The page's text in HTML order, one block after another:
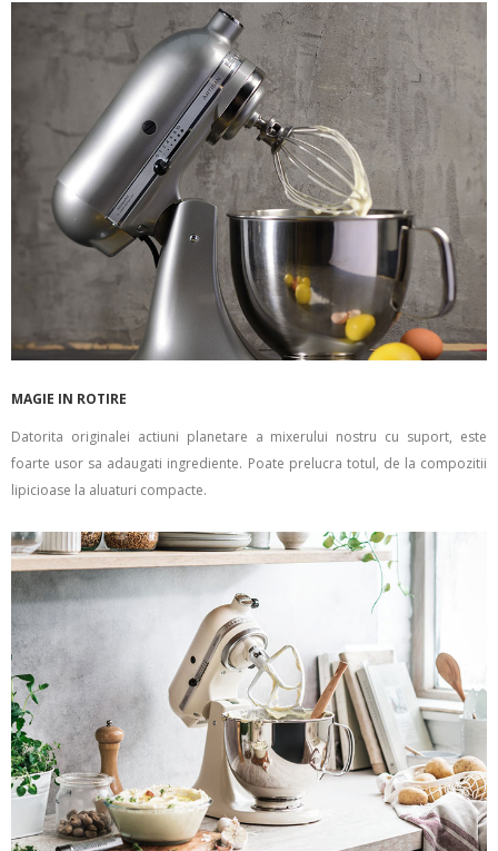
MAGIE IN ROTIRE
Datorita originalei actiuni planetare a mixerului nostru cu suport, este
foarte usor sa adaugati ingrediente. Poate prelucra totul, de la compozitii
lipicioase la aluaturi compacte.